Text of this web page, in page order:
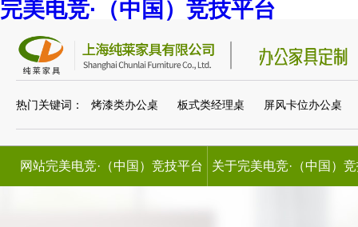
完美电竞·（中国）竞技平台
热门关键词： 烤漆类办公桌 板式类经理桌 屏风卡位办公桌
网站完美电竞·（中国）竞技平台 关于完美电竞·（中国）